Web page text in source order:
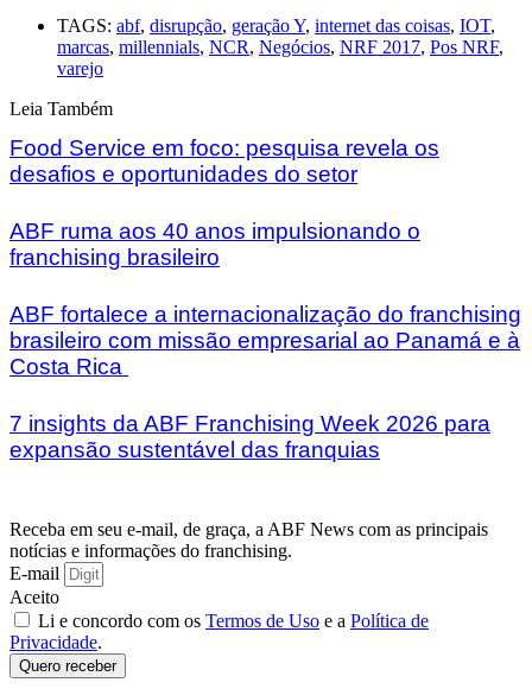
TAGS: abf, disrupção, geração Y, internet das coisas, IOT,
marcas, millennials, NCR, Negócios, NRF 2017, Pos NRF,
varejo
Leia Também
Food Service em foco: pesquisa revela os
desafios e oportunidades do setor
ABF ruma aos 40 anos impulsionando o
franchising brasileiro
ABF fortalece a internacionalização do franchising
brasileiro com missão empresarial ao Panamá e à
Costa Rica
7 insights da ABF Franchising Week 2026 para
expansão sustentável das franquias
Receba em seu e-mail, de graça, a ABF News com as principais
notícias e informações do franchising.
E-mail
Aceito
Li e concordo com os Termos de Uso e a Política de
Privacidade.
Quero receber